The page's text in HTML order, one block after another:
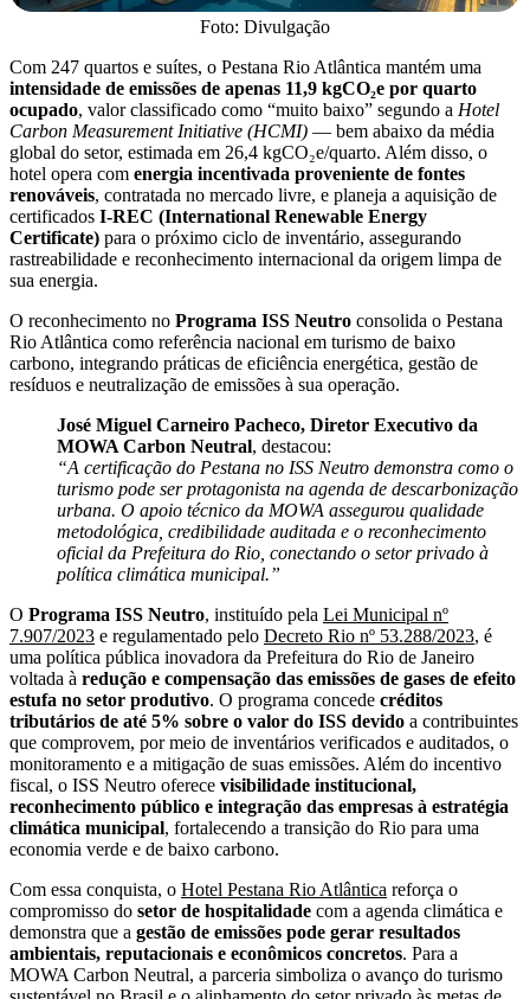
Foto: Divulgação
Com 247 quartos e suítes, o Pestana Rio Atlântica mantém uma
intensidade de emissões de apenas 11,9 kgCO₂e por quarto
ocupado, valor classificado como “muito baixo” segundo a Hotel
Carbon Measurement Initiative (HCMI) — bem abaixo da média
global do setor, estimada em 26,4 kgCO₂e/quarto. Além disso, o
hotel opera com energia incentivada proveniente de fontes
renováveis, contratada no mercado livre, e planeja a aquisição de
certificados I-REC (International Renewable Energy
Certificate) para o próximo ciclo de inventário, assegurando
rastreabilidade e reconhecimento internacional da origem limpa de
sua energia.
O reconhecimento no Programa ISS Neutro consolida o Pestana
Rio Atlântica como referência nacional em turismo de baixo
carbono, integrando práticas de eficiência energética, gestão de
resíduos e neutralização de emissões à sua operação.
José Miguel Carneiro Pacheco, Diretor Executivo da
MOWA Carbon Neutral, destacou:
“A certificação do Pestana no ISS Neutro demonstra como o
turismo pode ser protagonista na agenda de descarbonização
urbana. O apoio técnico da MOWA assegurou qualidade
metodológica, credibilidade auditada e o reconhecimento
oficial da Prefeitura do Rio, conectando o setor privado à
política climática municipal.”
O Programa ISS Neutro, instituído pela Lei Municipal nº
7.907/2023 e regulamentado pelo Decreto Rio nº 53.288/2023, é
uma política pública inovadora da Prefeitura do Rio de Janeiro
voltada à redução e compensação das emissões de gases de efeito
estufa no setor produtivo. O programa concede créditos
tributários de até 5% sobre o valor do ISS devido a contribuintes
que comprovem, por meio de inventários verificados e auditados, o
monitoramento e a mitigação de suas emissões. Além do incentivo
fiscal, o ISS Neutro oferece visibilidade institucional,
reconhecimento público e integração das empresas à estratégia
climática municipal, fortalecendo a transição do Rio para uma
economia verde e de baixo carbono.
Com essa conquista, o Hotel Pestana Rio Atlântica reforça o
compromisso do setor de hospitalidade com a agenda climática e
demonstra que a gestão de emissões pode gerar resultados
ambientais, reputacionais e econômicos concretos. Para a
MOWA Carbon Neutral, a parceria simboliza o avanço do turismo